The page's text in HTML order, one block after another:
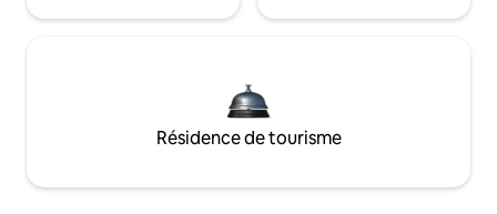
Résidence de tourisme